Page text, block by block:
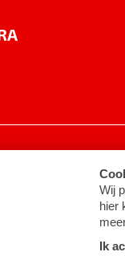
instellingen